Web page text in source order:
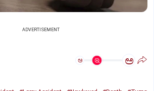
ADVERTISEMENT
ಅ ಅ